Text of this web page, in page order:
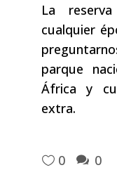
La
cualquier
parque
África y
extra.
0
0